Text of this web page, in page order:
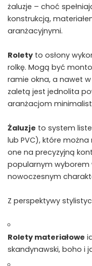
żaluzje – choć
konstrukcją,
aranżacyjnymi.
Rolety to osłony
rolkę. Mogą być
ramie okna, a nawet
zaletą jest jednolita
aranżacjom
Żaluzje to system
lub PVC), które
one na precyzyjną
popularnym wyborem
nowoczesnym
Z perspektywy
Rolety materiałowe
skandynawski, boho i